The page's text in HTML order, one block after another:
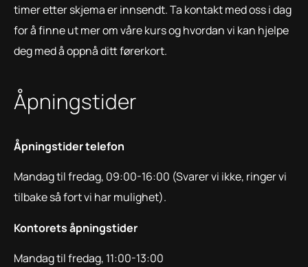
timer etter skjema er innsendt. Ta kontakt med oss i dag
for å finne ut mer om våre kurs og hvordan vi kan hjelpe
deg med å oppnå ditt førerkort.
Åpningstider
Åpningstider telefon
Mandag til fredag, 09:00-16:00 (Svarer vi ikke, ringer vi
tilbake så fort vi har mulighet).
Kontorets åpningstider
Mandag til fredag, 11:00-13:00